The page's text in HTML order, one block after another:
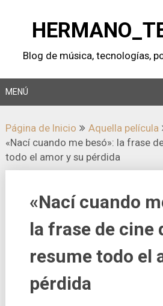
contenido
Blog de música, tecnologí­as,
MENÚ
Página de Inicio
Aquella pelí­cula
«Nací cuando me besó»: la frase
todo el amor y su pérdida
«Nací cuando
la frase de cine
resume todo el
pérdida